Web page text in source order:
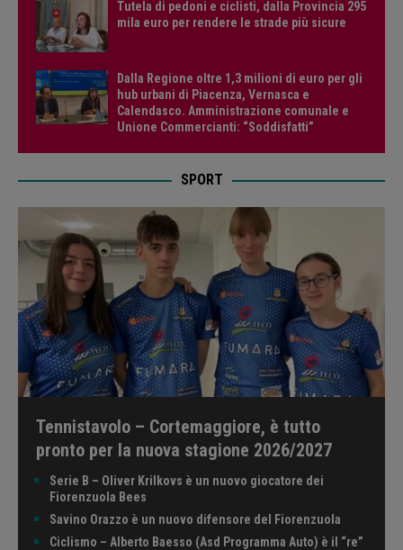
Tutela di pedoni e ciclisti, dalla Provincia 295
mila euro per rendere le strade più sicure
Dalla Regione oltre 1,3 milioni di euro per gli
hub urbani di Piacenza, Vernasca e
Calendasco. Amministrazione comunale e
Unione Commercianti: “Soddisfatti”
SPORT
Tennistavolo – Cortemaggiore, è tutto
pronto per la nuova stagione 2026/2027
Serie B – Oliver Krilkovs è un nuovo giocatore dei
Fiorenzuola Bees
Savino Orazzo è un nuovo difensore del Fiorenzuola
Ciclismo – Alberto Baesso (Asd Programma Auto) è il “re”